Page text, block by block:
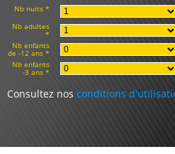
Nb nuits *
Nb adultes
*
Nb enfants
de -12 ans *
Nb enfants
-3 ans *
Consultez nos conditions